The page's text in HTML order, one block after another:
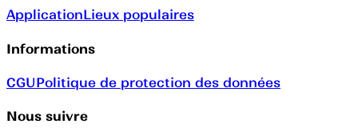
ApplicationLieux populaires
Informations
CGUPolitique de protection des données
Nous suivre